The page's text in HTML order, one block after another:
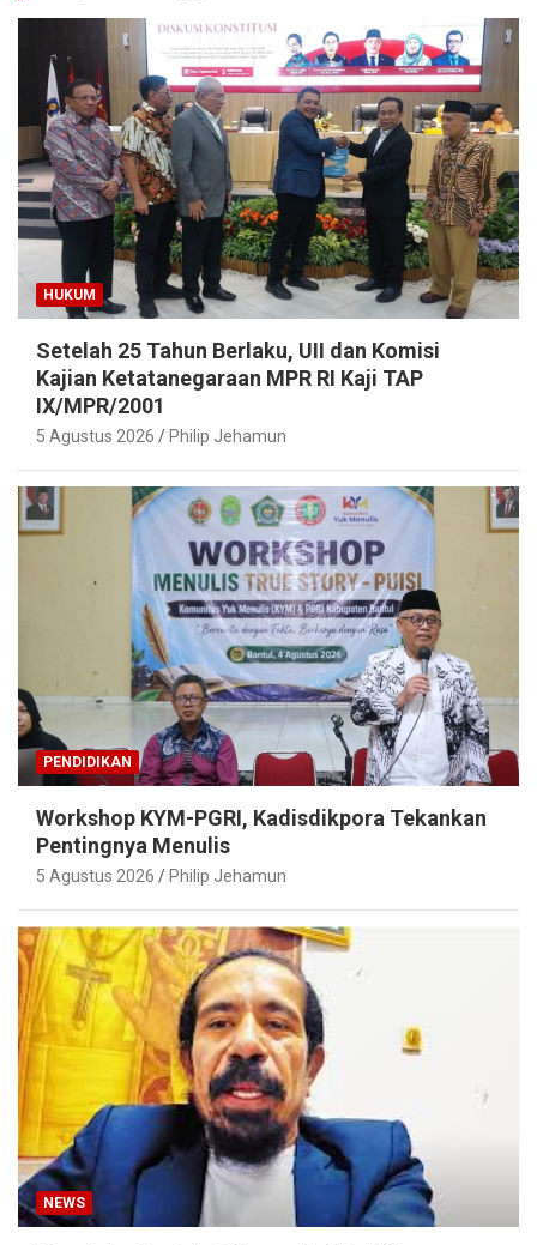
HUKUM
Setelah 25 Tahun Berlaku, UII dan Komisi
Kajian Ketatanegaraan MPR RI Kaji TAP
IX/MPR/2001
5 Agustus 2026 Philip Jehamun
PENDIDIKAN
Workshop KYM-PGRI, Kadisdikpora Tekankan
Pentingnya Menulis
5 Agustus 2026 Philip Jehamun
NEWS